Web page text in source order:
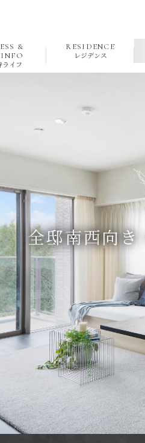
&
ライフ
RESIDENCE
レジデンス
全邸南西向き